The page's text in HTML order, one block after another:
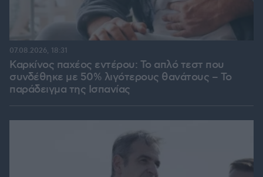
Καρκίνος παχέος εντέρου: Το απλό τεστ που
συνδέθηκε με 50% λιγότερους θανάτους – Το
παράδειγμα της Ισπανίας
07.08.2026, 18:31